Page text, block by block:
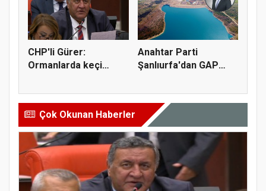
CHP'li Gürer:
Ormanlarda keçi
Anahtar Parti
Şanlıurfa'dan GAP
Çok Okunan Haberler